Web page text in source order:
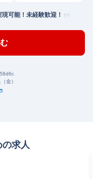
可能！未経験歓迎！
金）
の求人